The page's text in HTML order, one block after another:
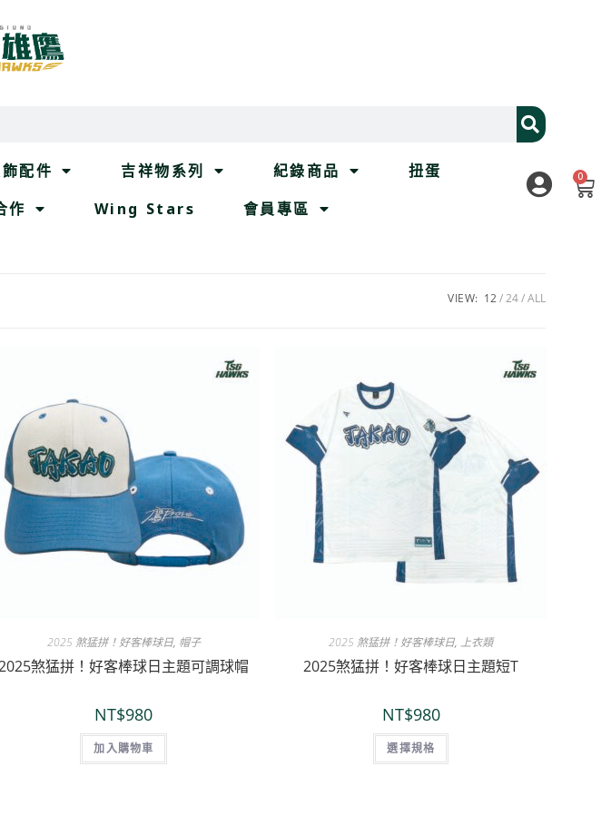
配件 吉祥物系列 紀錄商品
扭蛋
作 Wing Stars 會員專區
0
VIEW: 12 24 ALL
2025 煞猛拼！好客棒球日, 帽子
煞猛拼！好客棒球日主題可調球帽
NT$980
加入購物車
2025 煞猛拼！好客棒球日, 上衣類
2025煞猛拼！好客棒球日主題短T
NT$980
選擇規格